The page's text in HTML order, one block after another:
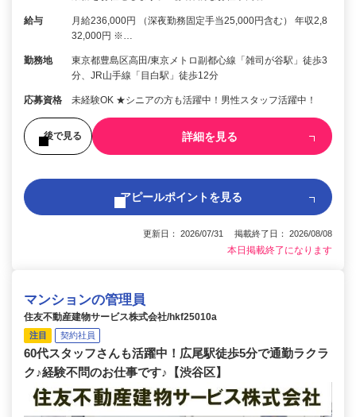
給与
月給236,000円 （深夜勤務固定手当25,000円含む） 年収2,8
32,000円 ※…
勤務地
東京都豊島区高田/東京メトロ副都心線「雑司が谷駅」徒歩3
分、JR山手線「目白駅」徒歩12分
応募資格 未経験OK ★シニアの方も活躍中！男性スタッフ活躍中！
後で見る 詳細を見る
アピールポイントを見る
更新日： 2026/07/31 掲載終了日： 2026/08/08
本日掲載終了になります
マンションの管理員
住友不動産建物サービス株式会社/hkf25010a
注目 契約社員
60代スタッフさんも活躍中！広尾駅徒歩5分で通勤ラクラ
ク♪経験不問のお仕事です♪【渋谷区】